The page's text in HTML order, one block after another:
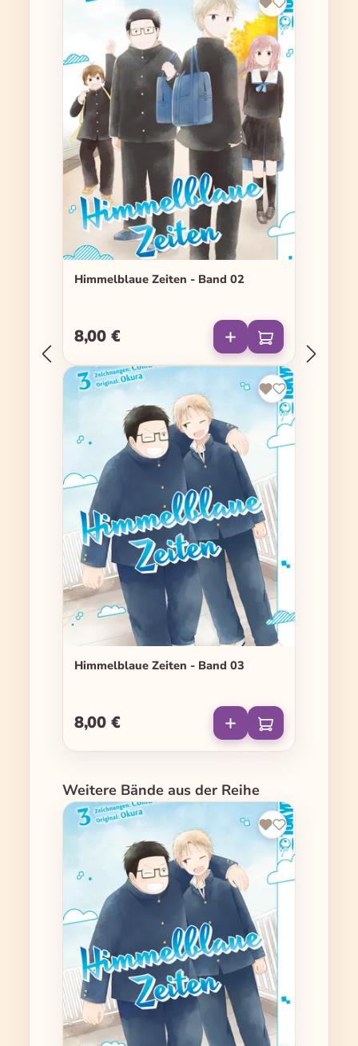
Himmelblaue Zeiten - Band 02
Regulärer Preis:
8,00 €
Himmelblaue Zeiten - Band 03
Regulärer Preis:
8,00 €
Produktgalerie überspringen
Weitere Bände aus der Reihe